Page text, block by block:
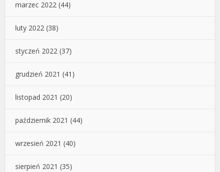
marzec 2022 (44)
luty 2022 (38)
styczeń 2022 (37)
grudzień 2021 (41)
listopad 2021 (20)
październik 2021 (44)
wrzesień 2021 (40)
sierpień 2021 (35)